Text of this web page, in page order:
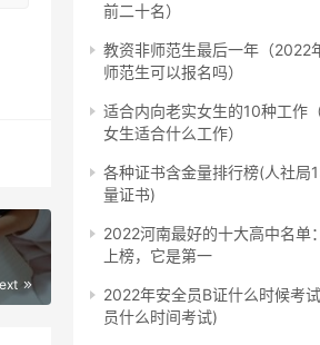
前二十名）
教资非师范生最后一年（2022
师范生可以报名吗）
适合内向老实女生的10种工作
女生适合什么工作）
各种证书含金量排行榜(人社局
量证书)
2022河南最好的十大高中名单
上榜，它是第一
2022年安全员B证什么时候考
员什么时间考试)